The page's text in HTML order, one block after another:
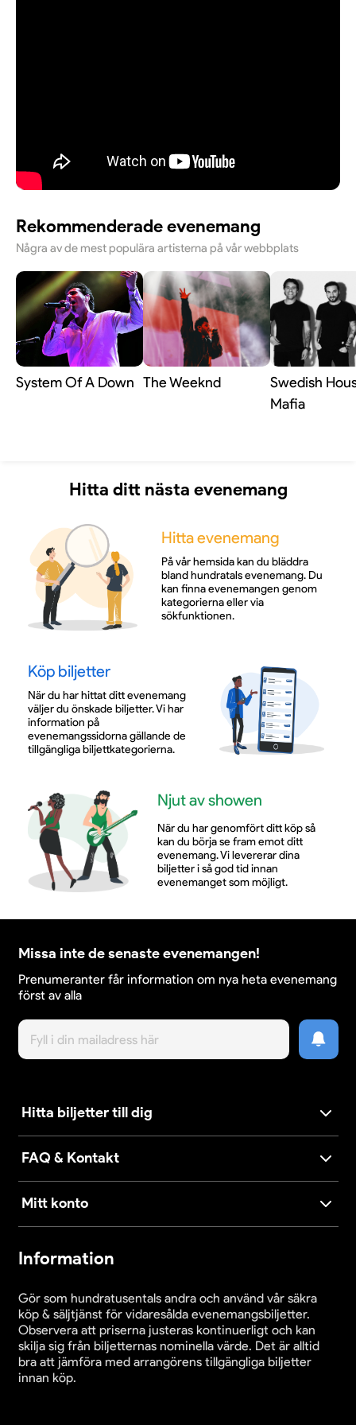
Rekommenderade evenemang
Några av de mest populära artisterna på vår webbplats
System Of A Down The Weeknd
Swedish
Mafia
Hitta ditt nästa evenemang
Hitta evenemang
På vår hemsida kan du bläddra
bland hundratals evenemang. Du
kan finna evenemangen genom
kategorierna eller via
sökfunktionen.
Köp biljetter
När du har hittat ditt evenemang
väljer du önskade biljetter. Vi har
information på
evenemangssidorna gällande de
tillgängliga biljettkategorierna.
Njut av showen
När du har genomfört ditt köp så
kan du börja se fram emot ditt
evenemang. Vi levererar dina
biljetter i så god tid innan
evenemanget som möjligt.
Missa inte de senaste evenemangen!
Prenumeranter får information om nya heta evenemang
först av alla
Hitta biljetter till dig
FAQ & Kontakt
Mitt konto
Information
Gör som hundratusentals andra och använd vår säkra
köp & säljtjänst för vidaresålda evenemangsbiljetter.
Observera att priserna justeras kontinuerligt och kan
skilja sig från biljetternas nominella värde. Det är alltid
bra att jämföra med arrangörens tillgängliga biljetter
innan köp.